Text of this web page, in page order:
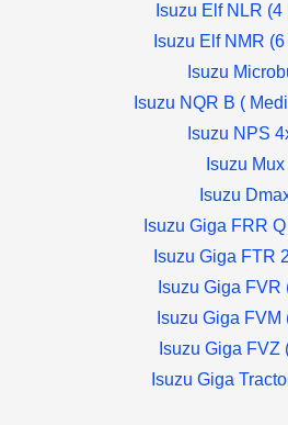
Isuzu Elf NLR (4
Isuzu Elf NMR
Isuzu
Isuzu NQR B (
Isuzu NPS
Isuzu Mux
Isuzu
Isuzu Giga FRR
Isuzu Giga FTR
Isuzu Giga FVR
Isuzu Giga FVM
Isuzu Giga FVZ
Isuzu Giga